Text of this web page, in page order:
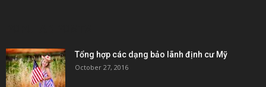
Tổng hợp các dạng bảo lãnh định cư Mỹ
October 27, 2016